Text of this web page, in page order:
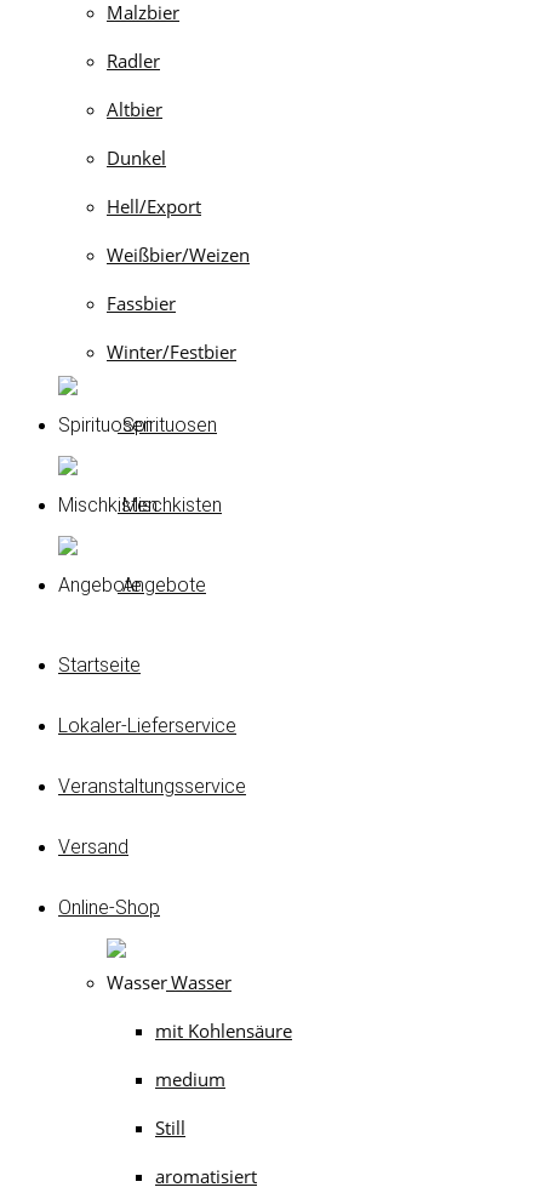
Malzbier
Radler
Altbier
Dunkel
Hell/Export
Weißbier/Weizen
Fassbier
Winter/Festbier
Spirituosen
Mischkisten
Angebote
Startseite
Lokaler-Lieferservice
Veranstaltungsservice
Versand
Online-Shop
Wasser
mit Kohlensäure
medium
Still
aromatisiert